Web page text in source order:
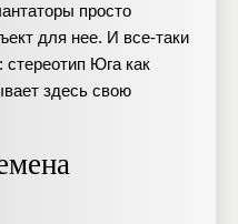
просто
для нее. И все-таки
Юга как
здесь свою